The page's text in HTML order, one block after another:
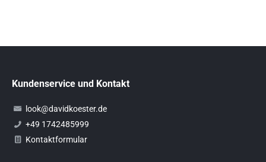
Kundenservice und Kontakt
look@davidkoester.de
+49 1742485999
Kontaktformular